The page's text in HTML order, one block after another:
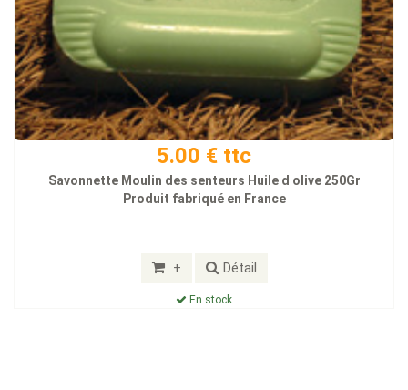
5.00 € ttc
Savonnette Moulin des senteurs Huile d olive 250Gr
Produit fabriqué en France
+ Détail
En stock